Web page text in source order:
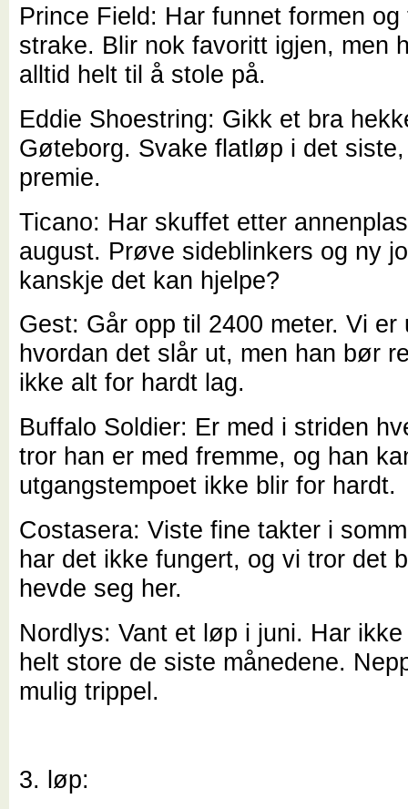
Prince Field: Har funnet formen
strake. Blir nok favoritt igjen, men
alltid helt til å stole på.
Eddie Shoestring: Gikk et bra
Gøteborg. Svake flatløp i det
premie.
Ticano: Har skuffet etter
august. Prøve sideblinkers og ny
kanskje det kan hjelpe?
Gest: Går opp til 2400 meter. Vi er
hvordan det slår ut, men han bør
ikke alt for hardt lag.
Buffalo Soldier: Er med i striden
tror han er med fremme, og han
utgangstempoet ikke blir for hardt.
Costasera: Viste fine takter i
har det ikke fungert, og vi tror det
hevde seg her.
Nordlys: Vant et løp i juni. Har
helt store de siste månedene.
mulig trippel.
3. løp: